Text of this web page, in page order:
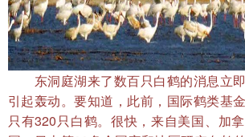
东洞庭湖来了数百只白鹤的消息立
引起轰动。要知道，此前，国际鹤类基
只有320只白鹤。很快，来自美国、加